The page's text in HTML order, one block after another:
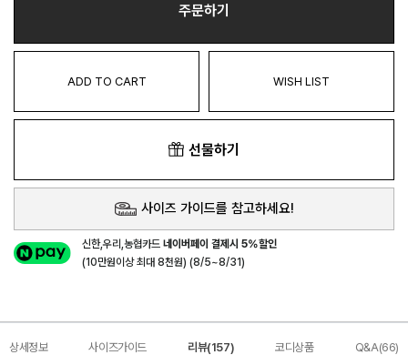
주문하기
ADD TO CART WISH LIST
선물하기
사이즈 가이드를 참고하세요!
신한,우리,농협카드네이버페이 결제시 5%할인
(10만원이상 최대 8천원) (8/5~8/31)
상세정보 사이즈가이드 리뷰(157) 코디상품 Q&A(66)